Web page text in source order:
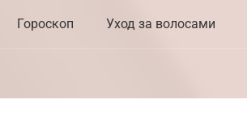
Гороскоп Уход за волосами